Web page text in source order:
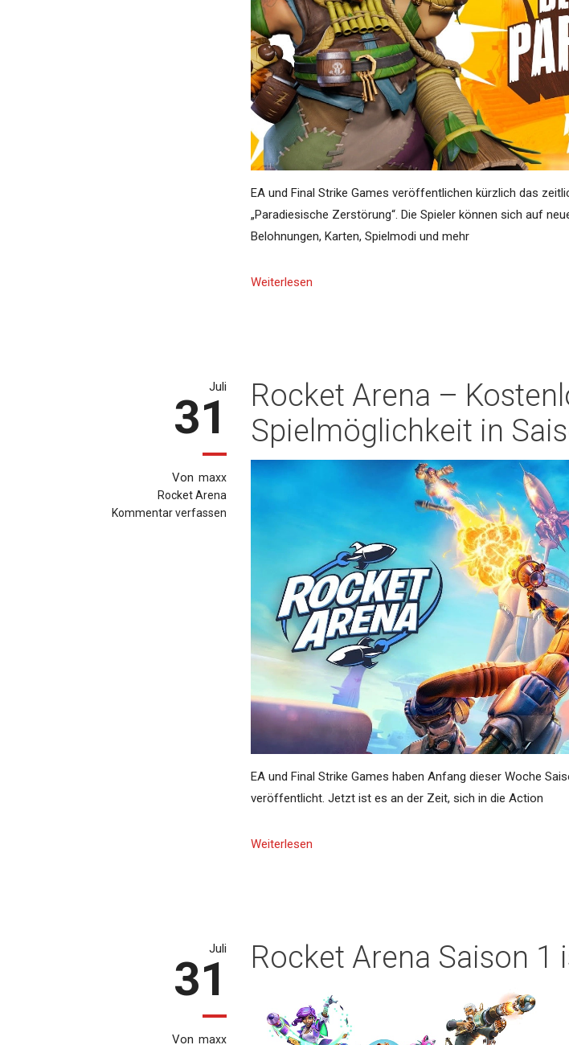
EA und Final Strike Games veröffentlichen kürzlich das
„Paradiesische Zerstörung“. Die Spieler können sich auf
Belohnungen, Karten, Spielmodi und mehr
Weiterlesen
Juli
31
Von maxx
Rocket Arena
Kommentar verfassen
Rocket Arena –
Spielmöglichkeit in
EA und Final Strike Games haben Anfang dieser Woche
veröffentlicht. Jetzt ist es an der Zeit, sich in die Action
Weiterlesen
Juli
31
Von maxx
Rocket Arena Saison 1